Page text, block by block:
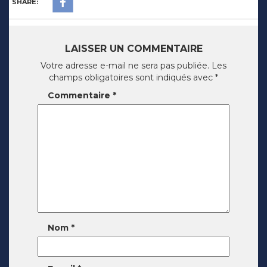
LAISSER UN COMMENTAIRE
Votre adresse e-mail ne sera pas publiée. Les
champs obligatoires sont indiqués avec *
Commentaire *
Nom *